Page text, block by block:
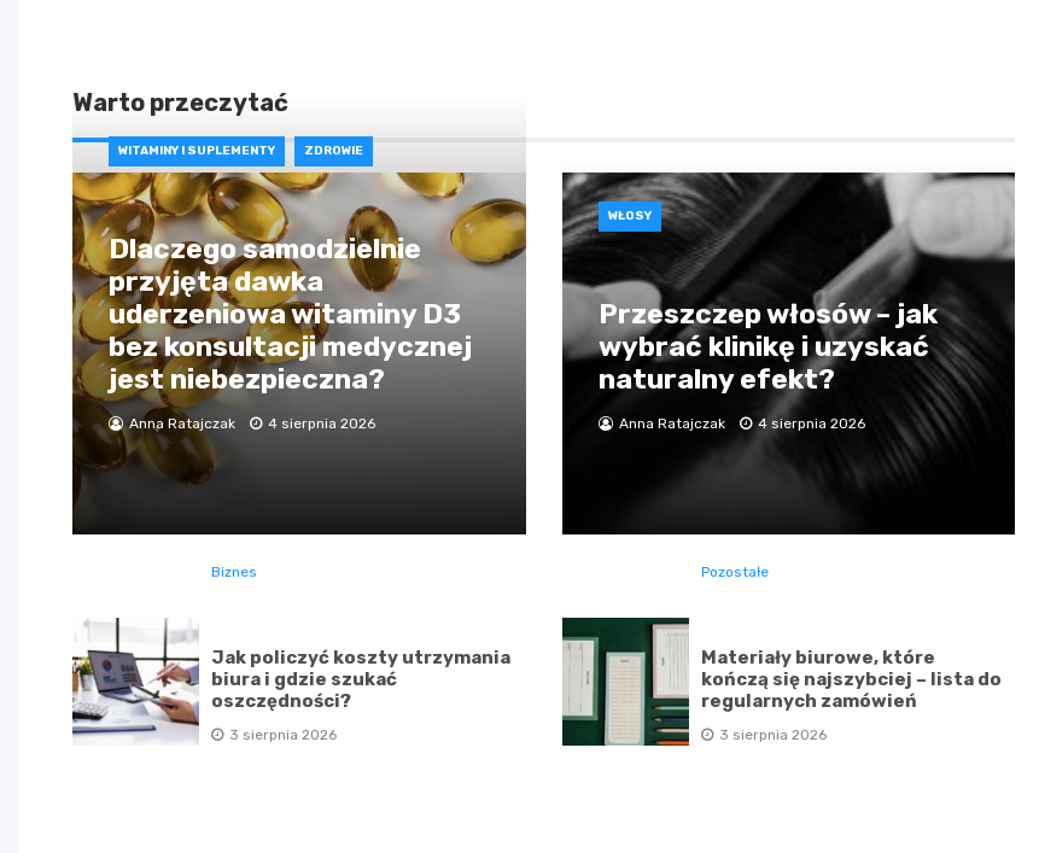
Warto przeczytać
WITAMINY I SUPLEMENTY ZDROWIE
Dlaczego samodzielnie
przyjęta dawka
uderzeniowa witaminy D3
bez konsultacji medycznej
jest niebezpieczna?
Anna Ratajczak 4 sierpnia 2026
WŁOSY
Przeszczep włosów – jak
wybrać klinikę i uzyskać
naturalny efekt?
Anna Ratajczak 4 sierpnia 2026
Biznes
Jak policzyć koszty utrzymania
biura i gdzie szukać
oszczędności?
3 sierpnia 2026
Pozostałe
Materiały biurowe, które
kończą się najszybciej – lista do
regularnych zamówień
3 sierpnia 2026